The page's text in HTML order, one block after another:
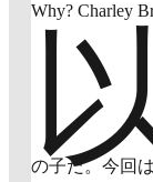
Why? Charley
の子だ。今回は